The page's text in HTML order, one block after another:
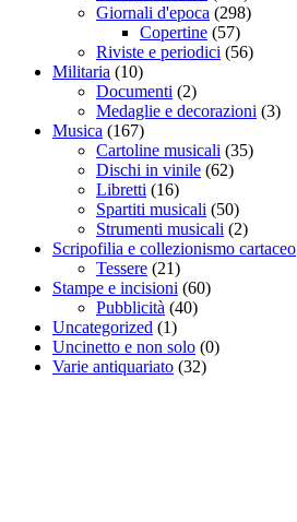
Giornali d'epoca (298)
Copertine (57)
Riviste e periodici (56)
Militaria (10)
Documenti (2)
Medaglie e decorazioni (3)
Musica (167)
Cartoline musicali (35)
Dischi in vinile (62)
Libretti (16)
Spartiti musicali (50)
Strumenti musicali (2)
Scripofilia e collezionismo cartaceo
Tessere (21)
Stampe e incisioni (60)
Pubblicità (40)
Uncategorized (1)
Uncinetto e non solo (0)
Varie antiquariato (32)